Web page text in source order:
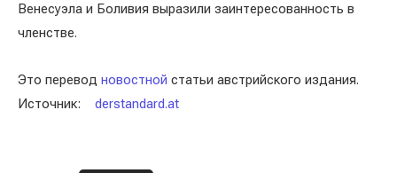
Венесуэла и Боливия выразили заинтересованность в
членстве.
Это перевод новостной статьи австрийского издания.
Источник: derstandard.at